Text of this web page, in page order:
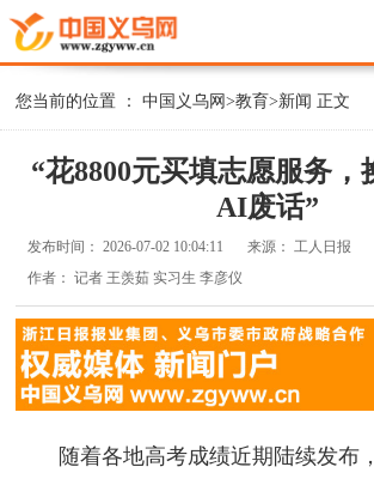
您当前的位置 ：中国义乌网>教育>新闻 正文
“花8800元买填志愿服务，
AI废话”
发布时间：2026-07-02 10:04:11 来源：工人日报
作者：记者 王羡茹 实习生 李彦仪
随着各地高考成绩近期陆续发布